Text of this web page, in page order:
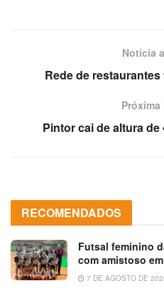
Notícia
Rede de
Pintor cai de altura
RECOMENDADOS
Futsal feminino
com amistoso
7 DE AGOSTO DE